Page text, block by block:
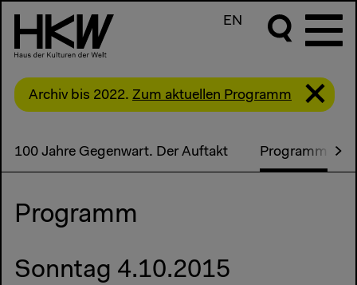
EN
Archiv bis 2022. Zum aktuellen Programm
100 Jahre Gegenwart. Der Auftakt Programm
Programm
Sonntag 4.10.2015